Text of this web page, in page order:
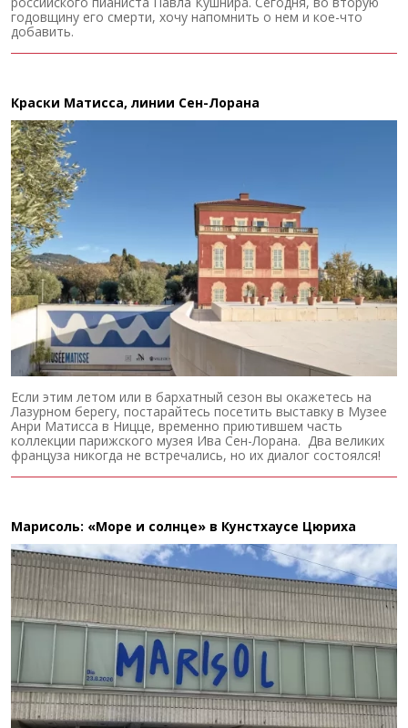
годовщину его смерти, хочу напомнить о нем и кое-что
добавить.
Краски Матисса, линии Сен-Лорана
Если этим летом или в бархатный сезон вы окажетесь на
Лазурном берегу, постарайтесь посетить выставку в Музее
Анри Матисса в Ницце, временно приютившем часть
коллекции парижского музея Ива Сен-Лорана. Два великих
француза никогда не встречались, но их диалог состоялся!
Марисоль: «Море и солнце» в Кунстхаусе Цюриха